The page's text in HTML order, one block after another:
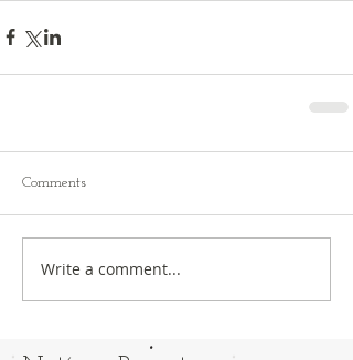
Comments
Write a comment...